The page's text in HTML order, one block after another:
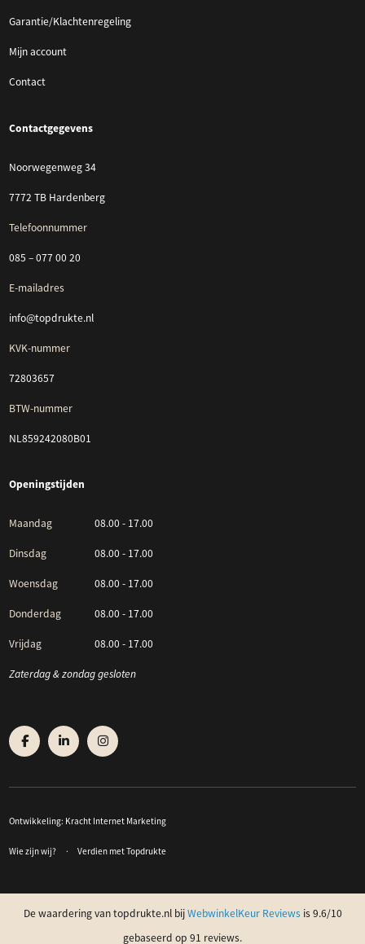
Garantie/Klachtenregeling
Mijn account
Contact
Contactgegevens
Noorwegenweg 34
7772 TB Hardenberg
Telefoonnummer
085 – 077 00 20
E-mailadres
info@topdrukte.nl
KVK-nummer
72803657
BTW-nummer
NL859242080B01
Openingstijden
Maandag 08.00 - 17.00
Dinsdag 08.00 - 17.00
Woensdag 08.00 - 17.00
Donderdag 08.00 - 17.00
Vrijdag 08.00 - 17.00
Zaterdag & zondag gesloten
Ontwikkeling: Kracht Internet Marketing
Wie zijn wij? Verdien met Topdrukte
De waardering van topdrukte.nl bijWebwinkelKeur Reviewsis 9.6/10
gebaseerd op 91 reviews.